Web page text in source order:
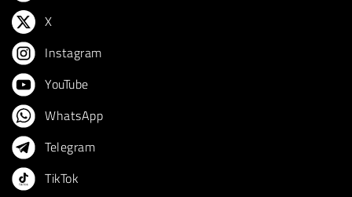
X
Instagram
YouTube
WhatsApp
Telegram
TikTok